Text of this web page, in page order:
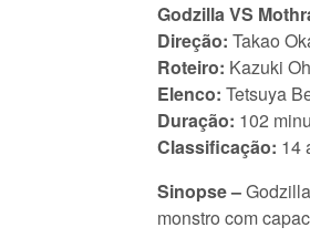
Godzilla VS
Direção: Takao
Roteiro: Kazuki
Elenco: Tetsuya
Duração: 102
Classificação: 14
Sinopse –
monstro com